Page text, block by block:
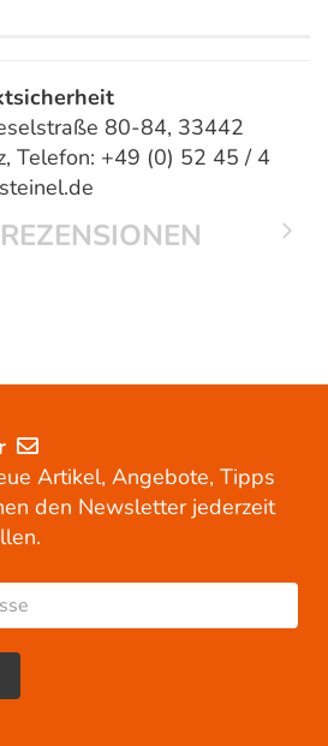
80-84, 33442
Telefon: +49 (0) 52 45 / 4
Artikel, Angebote, Tipps
den Newsletter jederzeit